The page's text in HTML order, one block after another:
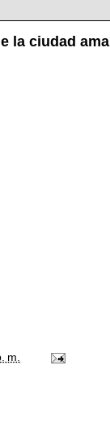
la ciudad
m.